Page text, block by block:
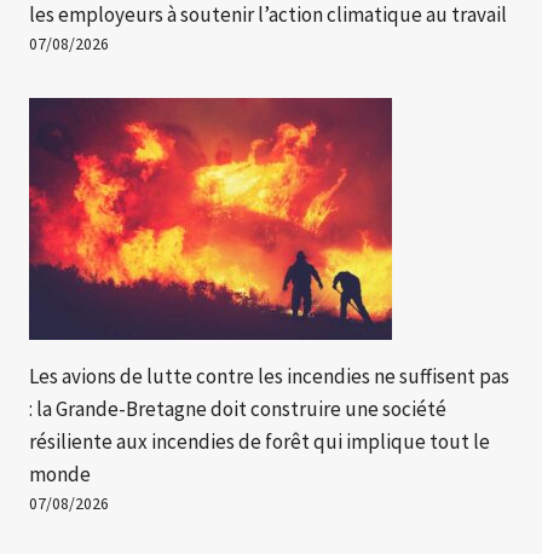
les employeurs à soutenir l’action climatique au travail
07/08/2026
Les avions de lutte contre les incendies ne suffisent pas
: la Grande-Bretagne doit construire une société
résiliente aux incendies de forêt qui implique tout le
monde
07/08/2026